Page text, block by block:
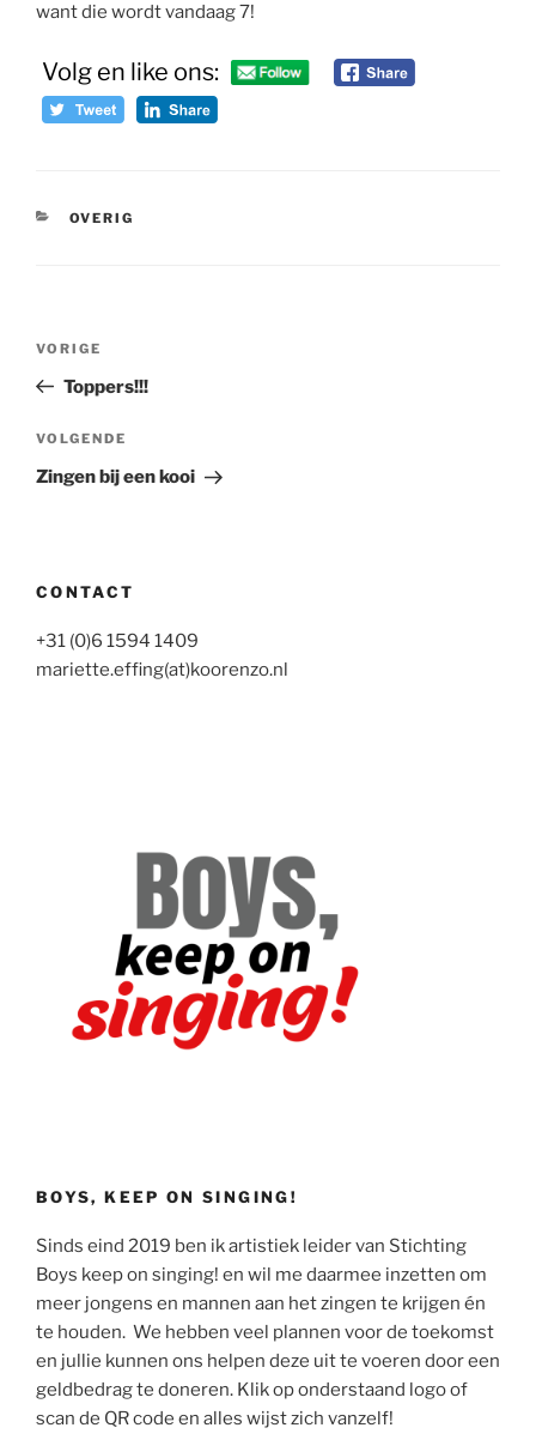
want die wordt vandaag 7!
Volg en like ons:
CATEGORIEËN
OVERIG
Vorig
bericht
VORIGE
Toppers!!!
Volgend
bericht
VOLGENDE
Zingen bij een kooi
CONTACT
+31 (0)6 1594 1409
mariette.effing(at)koorenzo.nl
BOYS, KEEP ON SINGING!
Sinds eind 2019 ben ik artistiek leider van Stichting
Boys keep on singing! en wil me daarmee inzetten om
meer jongens en mannen aan het zingen te krijgen én
te houden. We hebben veel plannen voor de toekomst
en jullie kunnen ons helpen deze uit te voeren door een
geldbedrag te doneren. Klik op onderstaand logo of
scan de QR code en alles wijst zich vanzelf!